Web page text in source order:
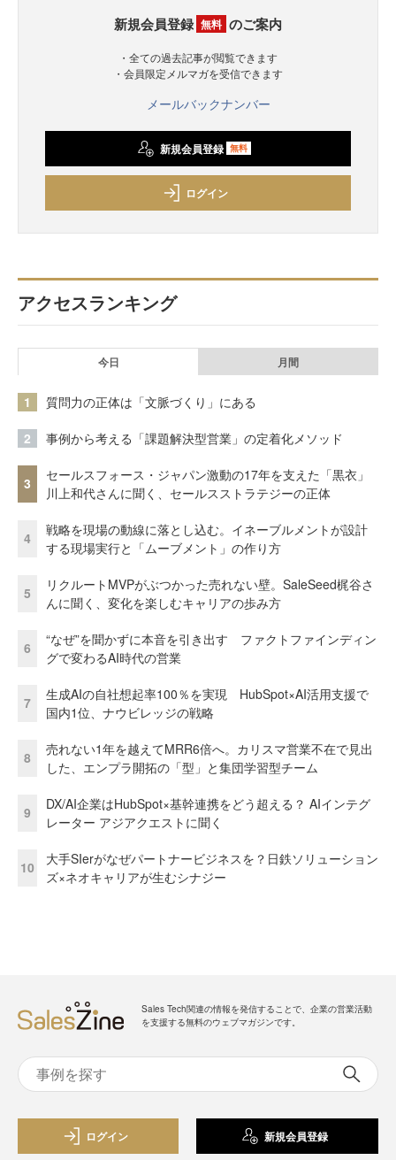
新規会員登録 無料 のご案内
・全ての過去記事が閲覧できます
・会員限定メルマガを受信できます
メールバックナンバー
新規会員登録 無料
ログイン
アクセスランキング
今日 月間
1 質問力の正体は「文脈づくり」にある
2 事例から考える「課題解決型営業」の定着化メソッド
3
セールスフォース・ジャパン激動の17年を支えた「黒衣」
川上和代さんに聞く、セールスストラテジーの正体
4
戦略を現場の動線に落とし込む。イネーブルメントが設計
する現場実行と「ムーブメント」の作り方
5
リクルートMVPがぶつかった売れない壁。SaleSeed梶谷さ
んに聞く、変化を楽しむキャリアの歩み方
6
“なぜ”を聞かずに本音を引き出す ファクトファインディン
グで変わるAI時代の営業
7
生成AIの自社想起率100％を実現 HubSpot×AI活用支援で
国内1位、ナウビレッジの戦略
8
売れない1年を越えてMRR6倍へ。カリスマ営業不在で見出
した、エンプラ開拓の「型」と集団学習型チーム
9
DX/AI企業はHubSpot×基幹連携をどう超える？ AIインテグ
レーター アジアクエストに聞く
10
大手SIerがなぜパートナービジネスを？日鉄ソリューション
ズ×ネオキャリアが生むシナジー
Sales Tech関連の情報を発信することで、企業の営業活動
を支援する無料のウェブマガジンです。
ログイン 新規会員登録